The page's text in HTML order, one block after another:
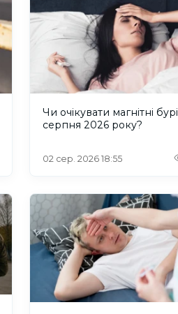
Чи очікувати магнітні
серпня 2026 року?
02 сер. 2026 18:55